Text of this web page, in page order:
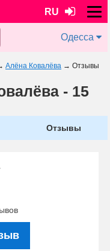
RU
Одесса
Алёна Ковалёва → Отзывы
- 15
Отзывы